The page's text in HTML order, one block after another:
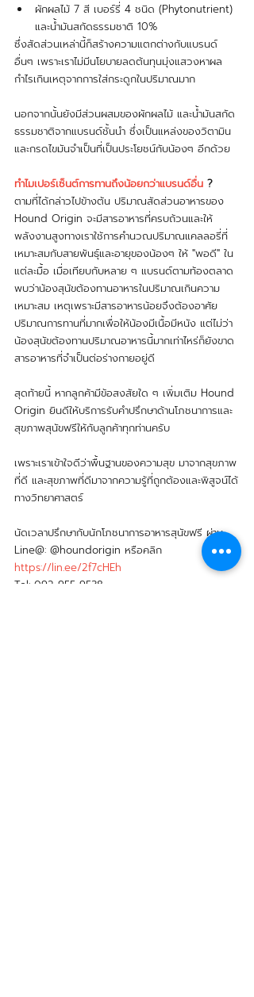
ผักผลไม้ 7 สี เบอร์รี่ 4 ชนิด (Phytonutrient)
และน้ำมันสกัดธรรมชาติ 10%
ซึ่งสัดส่วนเหล่านี้ก็สร้างความแตกต่างกับแบรนด์
อื่นๆ เพราะเราไม่มีนโยบายลดต้นทุนมุ่งแสวงหาผล
กำไรเกินเหตุจากการใส่กระดูกในปริมาณมาก
นอกจากนั้นยังมีส่วนผสมของผักผลไม้ และน้ำมันสกัด
ธรรมชาติจากแบรนด์ชั้นนำ ซึ่งเป็นแหล่งของวิตามิน
และกรดไขมันจำเป็นที่เป็นประโยชน์กับน้องๆ อีกด้วย
ทำไมเปอร์เซ็นต์การทานถึงน้อยกว่าแบรนด์อื่น ?
ตามที่ได้กล่าวไปข้างต้น ปริมาณสัดส่วนอาหารของ
Hound Origin จะมีสารอาหารที่ครบถ้วนและให้
พลังงานสูงทางเราใช้การคำนวณปริมาณแคลลอรี่ที่
เหมาะสมกับสายพันธุ์และอายุของน้องๆ ให้ "พอดี" ใน
แต่ละมื้อ เมื่อเทียบกับหลาย ๆ แบรนด์ตามท้องตลาด
พบว่าน้องสุนัขต้องทานอาหารในปริมาณเกินความ
เหมาะสม เหตุเพราะมีสารอาหารน้อยจึงต้องอาศัย
ปริมาณการทานที่มากเพื่อให้น้องมีเนื้อมีหนัง แต่ไม่ว่า
น้องสุนัขต้องทานปริมาณอาหารนี้มากเท่าไหร่ก็ยังขาด
สารอาหารที่จำเป็นต่อร่างกายอยู่ดี
สุดท้ายนี้ หากลูกค้ามีข้อสงสัยใด ๆ เพิ่มเติม Hound
Origin ยินดีให้บริการรับคำปรึกษาด้านโภชนาการและ
สุขภาพสุนัขฟรีให้กับลูกค้าทุกท่านครับ
เพราะเราเข้าใจดีว่าพื้นฐานของความสุข มาจากสุขภาพ
ที่ดี และสุขภาพที่ดีมาจากความรู้ที่ถูกต้องและพิสูจน์ได้
ทางวิทยาศาสตร์
นัดเวลาปรึกษากับนักโภชนาการอาหารสุนัขฟรี ผ่าน
Line@: @houndorigin หรือคลิก
https://lin.ee/2f7cHEh
Tel: 092 955 9538